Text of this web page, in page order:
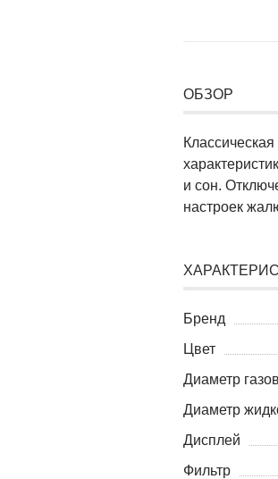
ОБЗОР
и сон.
настроек
Бренд
Цвет
Диаметр
Диаметр
Дисплей
Фильтр